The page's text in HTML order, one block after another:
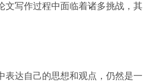
文写作过程中面临着诸多挑战，其
表达自己的思想和观点，仍然是一